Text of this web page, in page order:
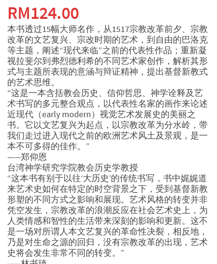
RM124.00
本书透过15幅大师名作，从1517宗教改革前夕、宗教
改革的文艺复兴、宗改时期的艺术，到自由的巴洛克
等主题，阐述“现代来临”之前的代表性作品；重新凝
视拉斐尔到弗烈德利希的不同艺术家创作，解析其形
式与主题所表现的意涵与辩证精神，提出基督新教式
的艺术思维。
“这是一本含括教会历史、信仰哲思、神学诠释及艺
术书写的多元整合观点，以代表性名家的画作来论述
近现代（early modern）视觉艺术发展史的美丽之
书。它以文艺复兴为起点，以宗教改革为分水岭，带
我们走过进入现代之前的欧洲艺术风土及景观，是一
本不可多得的佳作。”
——郑仰恩
台湾神学研究学院教会历史学教授
“这本书有别于以往‘大历史’的传统书写，书中娓娓道
来艺术史如何在特定的时空背景之下，受到基督新教
形塑的不同方式之影响和展现。艺术风格的转变并非
凭空发生，宗教改革的浪潮反应在社会艺术史上，为
人类情感和智性的生活带来深刻的影响和更新。这不
是一场对所谓人本文艺复兴的革命性决裂，相反地，
乃是对生命之源的回归，没有宗教改革的出现，艺术
史将会发生非常不同的转变。”